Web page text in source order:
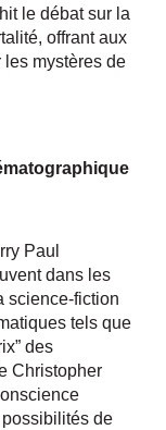
le débat sur la
offrant aux
les mystères de
Paul
dans les
science-fiction
tels que
des
Christopher
de